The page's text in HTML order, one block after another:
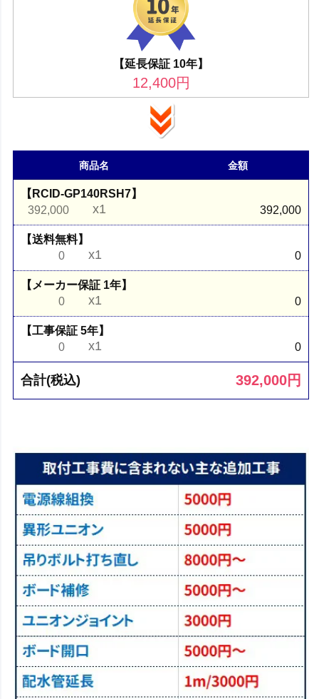
【延長保証 10年】
12,400円
商品名 金額
【RCID-GP140RSH7】
392,000
x1 392,000
【送料無料】
0
x1 0
【メーカー保証 1年】
0
x1 0
【工事保証 5年】
0
x1 0
合計(税込) 392,000円